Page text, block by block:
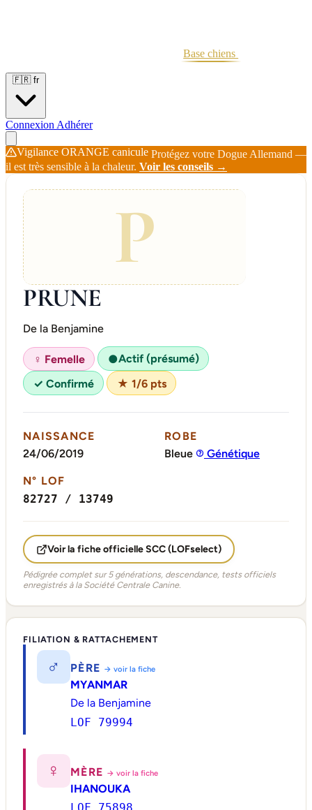
Base chiens
🇫🇷 fr
Connexion Adhérer
Vigilance ORANGE canicule Protégez votre Dogue Allemand —
il est très sensible à la chaleur. Voir les conseils →
P
PRUNE
De la Benjamine
♀ Femelle ●Actif (présumé)
✓ Confirmé
★ 1/6 pts
NAISSANCE
24/06/2019
ROBE
Bleue
Génétique
N° LOF
82727 / 13749
Voir la fiche officielle SCC (LOFselect)
Pédigrée complet sur 5 générations, descendance, tests officiels
enregistrés à la Société Centrale Canine.
FILIATION & RATTACHEMENT
♂ PÈRE → voir la fiche
MYANMAR
De la Benjamine
LOF 79994
♀ MÈRE → voir la fiche
IHANOUKA
LOF 75898